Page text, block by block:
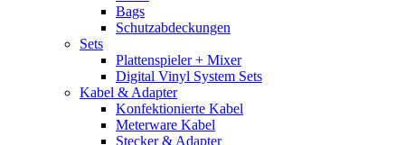
Bags
Schutzabdeckungen
Sets
Plattenspieler + Mixer
Digital Vinyl System Sets
Kabel & Adapter
Konfektionierte Kabel
Meterware Kabel
Stecker & Adapter